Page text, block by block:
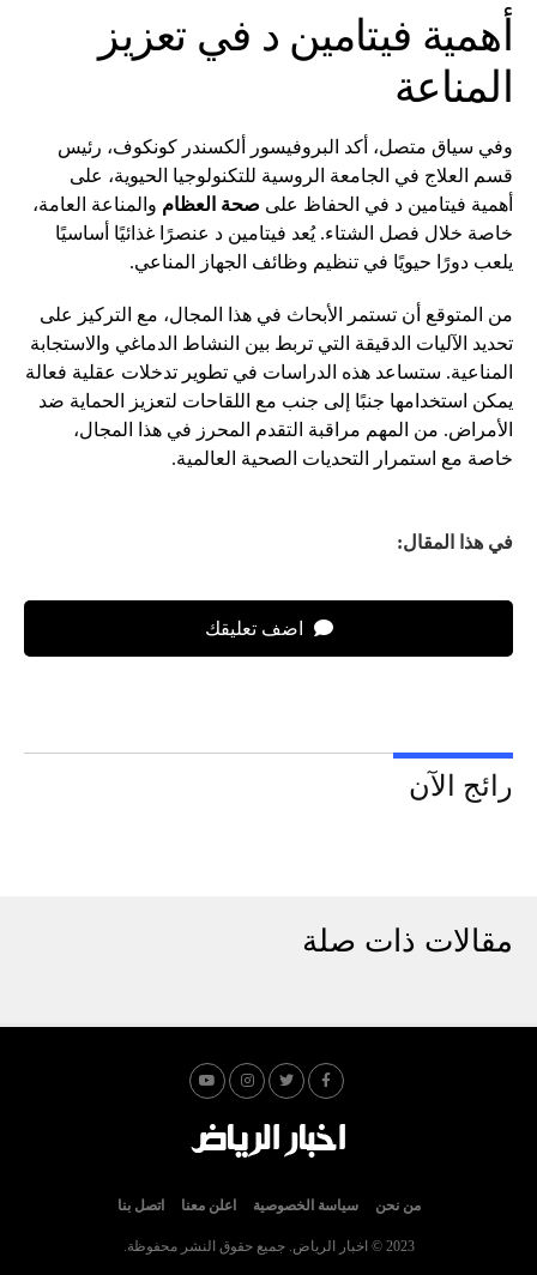
أهمية فيتامين د في تعزيز
المناعة
وفي سياق متصل، أكد البروفيسور ألكسندر كونكوف، رئيس
قسم العلاج في الجامعة الروسية للتكنولوجيا الحيوية، على
أهمية فيتامين د في الحفاظ على صحة العظام والمناعة العامة،
خاصة خلال فصل الشتاء. يُعد فيتامين د عنصرًا غذائيًا أساسيًا
يلعب دورًا حيويًا في تنظيم وظائف الجهاز المناعي.
من المتوقع أن تستمر الأبحاث في هذا المجال، مع التركيز على
تحديد الآليات الدقيقة التي تربط بين النشاط الدماغي والاستجابة
المناعية. ستساعد هذه الدراسات في تطوير تدخلات عقلية فعالة
يمكن استخدامها جنبًا إلى جنب مع اللقاحات لتعزيز الحماية ضد
الأمراض. من المهم مراقبة التقدم المحرز في هذا المجال،
خاصة مع استمرار التحديات الصحية العالمية.
في هذا المقال:
اضف تعليقك
رائج الآن
مقالات ذات صلة
من نحن سياسة الخصوصية اعلن معنا اتصل بنا
2023 © اخبار الرياض. جميع حقوق النشر محفوظة.